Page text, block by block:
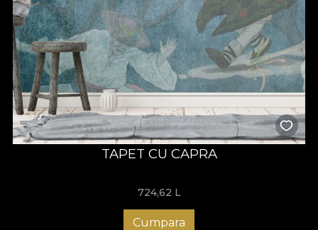
TAPET CU CAPRA
724,62 L
Cumpara